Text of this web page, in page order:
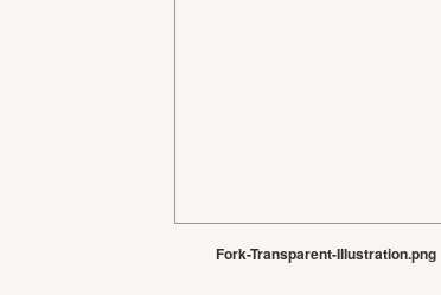
Fork-Transparent-Illustration.png